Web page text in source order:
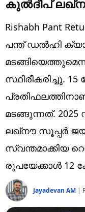
Lifestyle
world
Technology
Religion
Web Story
Short Videos
കുല്‍ദീപ്
Rishabh Pant
പന്ത് ഡല്‍ഹി
സ്ഥിരീകരിച്ചു.
മടങ്ങുന്നത്.
ലഖ്‌നൗ സൂപ്പർ
സ്വന്തമാക്കിയ
രൂപയേക്കാൾ 12
Jayadevan AM |